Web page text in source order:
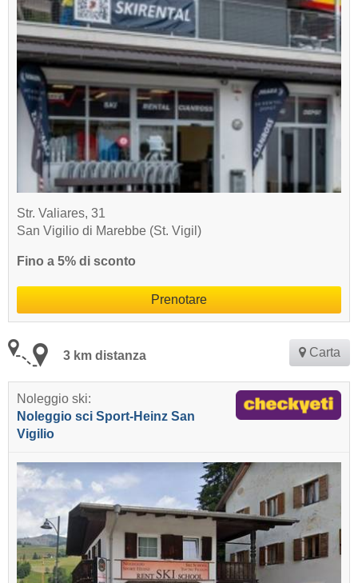
Str. Valiares, 31
San Vigilio di Marebbe (St. Vigil)
Fino a 5% di sconto
Prenotare
3 km distanza Carta
Noleggio ski:
Noleggio sci Sport-Heinz San
Vigilio